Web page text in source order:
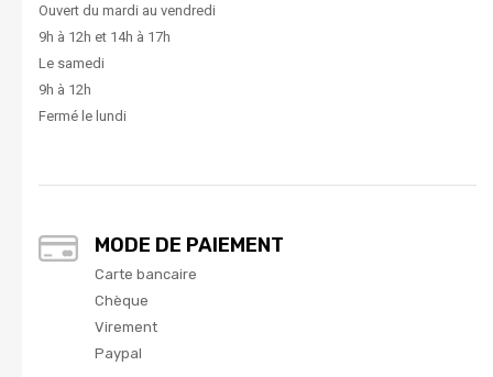
Ouvert du mardi au vendredi
9h à 12h et 14h à 17h
Le samedi
9h à 12h
Fermé le lundi
MODE DE PAIEMENT
Carte bancaire
Chèque
Virement
Paypal